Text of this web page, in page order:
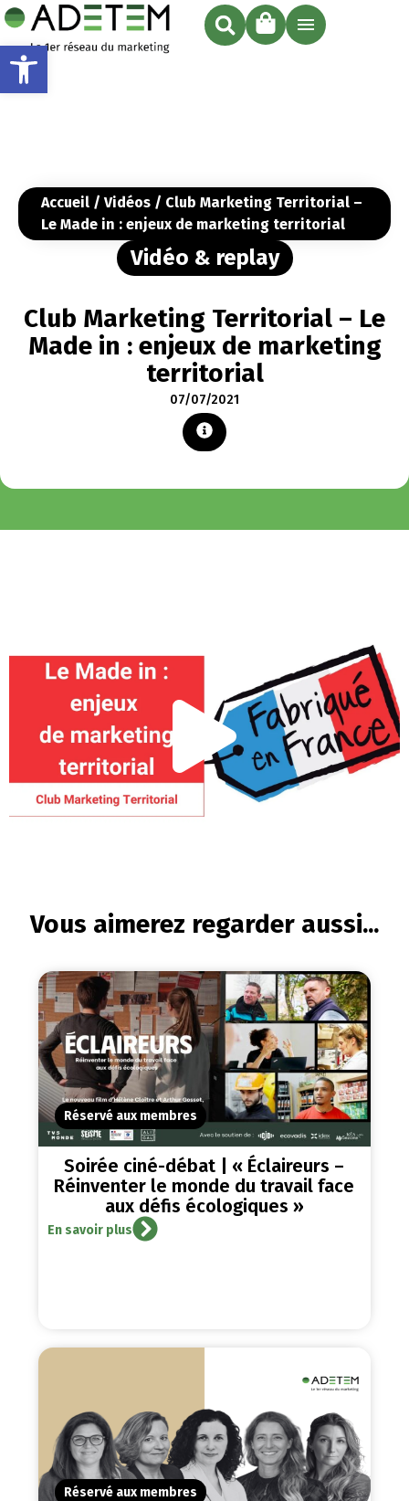
Ouvrir la barre d’outils
Accueil / Vidéos / Club Marketing Territorial –
Le Made in : enjeux de marketing territorial
Vidéo & replay
Club Marketing Territorial – Le
Made in : enjeux de marketing
territorial
07/07/2021
Vous aimerez regarder aussi...
Réservé aux membres
Soirée ciné-débat | « Éclaireurs –
Réinventer le monde du travail face
aux défis écologiques »
En savoir plus
Réservé aux membres